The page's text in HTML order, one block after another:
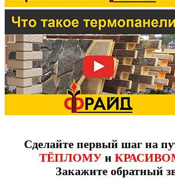
Сделайте первый шаг на
ТЁПЛОМУи
Закажите обратный